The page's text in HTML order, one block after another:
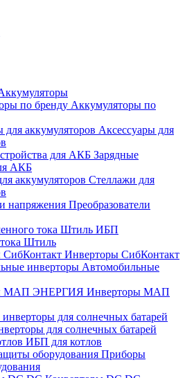
Аккумуляторы по
Аксессуары для
Зарядные
АКБ
Стеллажи для
Преобразователи
ИБП
Штиль
Инверторы СибКонтакт
Автомобильные
Инверторы МАП
для солнечных батарей
ИБП для котлов
Приборы